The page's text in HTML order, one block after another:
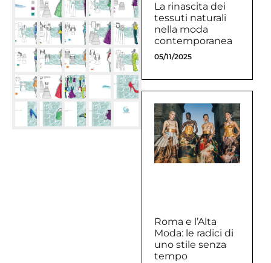
La rinascita dei
tessuti naturali
nella moda
contemporanea
05/11/2025
Roma e l’Alta
Moda: le radici di
uno stile senza
tempo